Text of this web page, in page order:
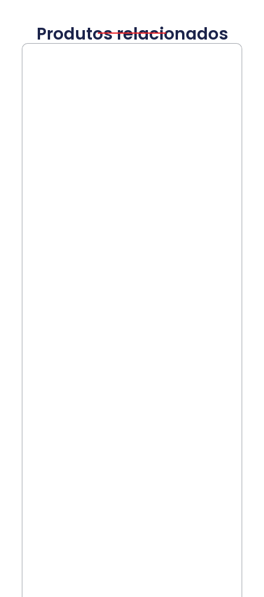
Produtos relacionados